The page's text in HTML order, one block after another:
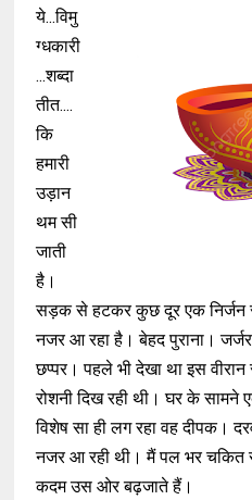
ये...विमु
ग्धकारी
...शब्दा
तीत....
कि
हमारी
उड़ान
थम सी
जाती
है।
सड़क से हटकर कुछ दूर एक निर्जन
नजर आ रहा है। बेहद पुराना।
छप्पर। पहले भी देखा था इस
रोशनी दिख रही थी। घर के
विशेष सा ही लग रहा वह दीपक।
नजर आ रही थी। मैं पल भर चकित
कदम उस ओर बढ़जाते हैं।